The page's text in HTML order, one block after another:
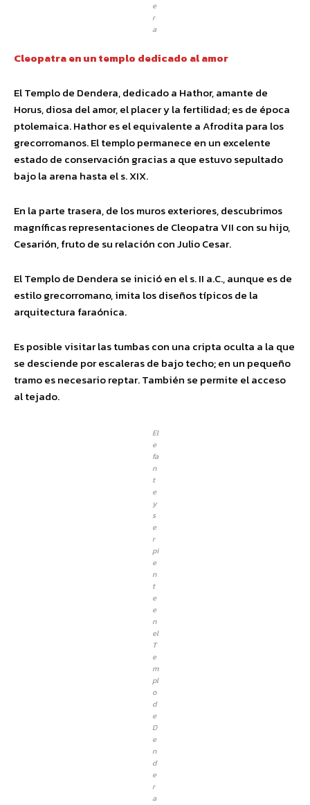
e
r
a
Cleopatra en un templo dedicado al amor
El Templo de Dendera, dedicado a Hathor, amante de
Horus, diosa del amor, el placer y la fertilidad; es de época
ptolemaica. Hathor es el equivalente a Afrodita para los
grecorromanos. El templo permanece en un excelente
estado de conservación gracias a que estuvo sepultado
bajo la arena hasta el s. XIX.
En la parte trasera, de los muros exteriores, descubrimos
magníficas representaciones de Cleopatra VII con su hijo,
Cesarión, fruto de su relación con Julio Cesar.
El Templo de Dendera se inició en el s. II a.C., aunque es de
estilo grecorromano, imita los diseños típicos de la
arquitectura faraónica.
Es posible visitar las tumbas con una cripta oculta a la que
se desciende por escaleras de bajo techo; en un pequeño
tramo es necesario reptar. También se permite el acceso
al tejado.
El
e
fa
n
t
e
y
s
e
r
pi
e
n
t
e
e
n
el
T
e
m
pl
o
d
e
D
e
n
d
e
r
a